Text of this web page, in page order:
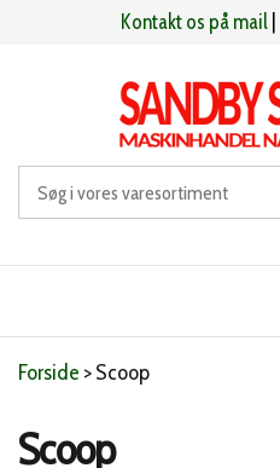
Kontakt os på mail
Sandby smeden
Forside >Scoop
Scoop